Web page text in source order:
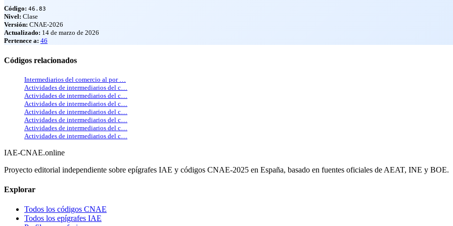
Código: 46.83
Nivel: Clase
Versión: CNAE-2026
Actualizado: 14 de marzo de 2026
Pertenece a: 46
Códigos relacionados
Intermediarios del comercio al por …
Actividades de intermediarios del c…
Actividades de intermediarios del c…
Actividades de intermediarios del c…
Actividades de intermediarios del c…
Actividades de intermediarios del c…
Actividades de intermediarios del c…
Actividades de intermediarios del c…
IAE-CNAE.online
Proyecto editorial independiente sobre epígrafes IAE y códigos CNAE-2025 en España, basado en fuentes oficiales de AEAT, INE y BOE.
Explorar
Todos los códigos CNAE
Todos los epígrafes IAE